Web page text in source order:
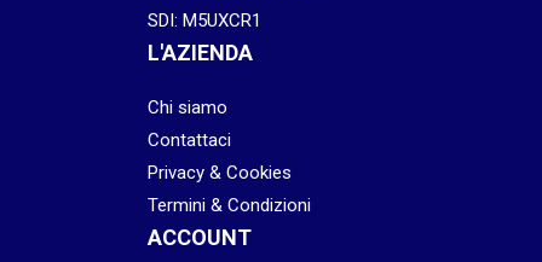
SDI: M5UXCR1
L'AZIENDA
Chi siamo
Contattaci
Privacy & Cookies
Termini & Condizioni
ACCOUNT